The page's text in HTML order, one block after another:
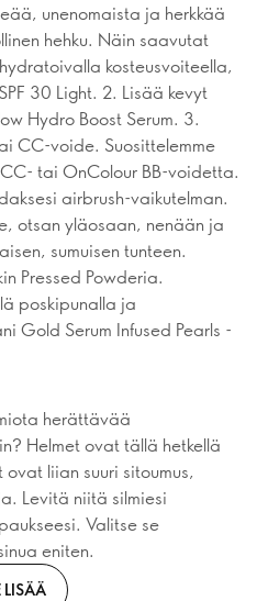
unenomaista ja herkkää
hehku. Näin saavutat
kosteusvoiteella,
30 Light. 2. Lisää kevyt
Hydro Boost Serum. 3.
CC-voide. Suosittelemme
tai OnColour BB-voidetta.
airbrush-vaikutelman.
otsan yläosaan, nenään ja
sumuisen tunteen.
Pressed Powderia.
poskipunalla ja
Gold Serum Infused Pearls -
herättävää
Helmet ovat tällä hetkellä
ovat liian suuri sitoumus,
Levitä niitä silmiesi
Valitse se
eniten.
LISÄÄ